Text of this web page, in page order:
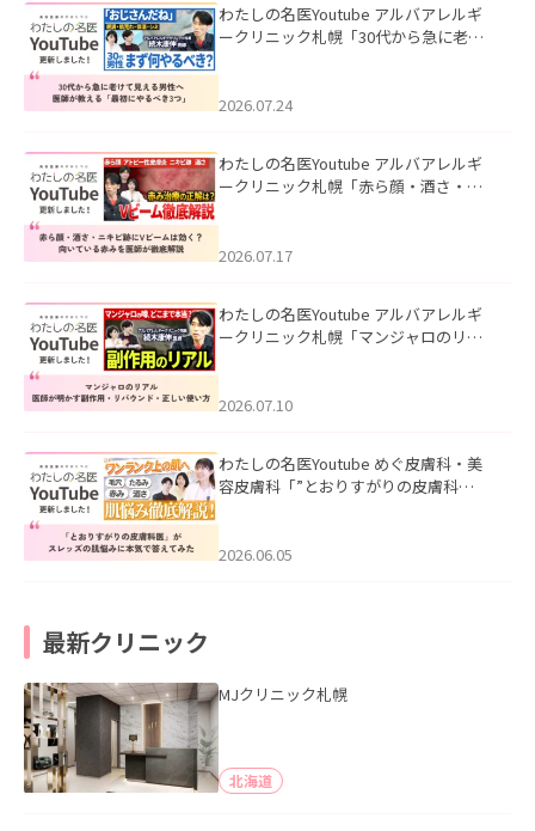
わたしの名医Youtube アルバアレルギ
ークリニック札幌「30代から急に老け
た。
2026.07.24
わたしの名医Youtube アルバアレルギ
ークリニック札幌「赤ら顔・酒さ・ニ
した。
2026.07.17
わたしの名医Youtube アルバアレルギ
ークリニック札幌「マンジャロのリア
た。
2026.07.10
わたしの名医Youtube めぐ皮膚科・美
容皮膚科「”とおりすがりの皮膚科
2026.06.05
最新クリニック
MJクリニック札幌
北海道